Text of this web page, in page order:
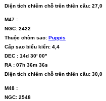
Diện tích chiếm chỗ trên thiên cầu: 27,0
M47 :
NGC: 2422
Thuộc chòm sao: Puppis
Cấp sao biểu kiến: 4,4
DEC : 14d 30' 00''
RA : 07h 36m 36s
Diện tích chiếm chỗ trên thiên cầu: 30,0
M48 :
NGC: 2548